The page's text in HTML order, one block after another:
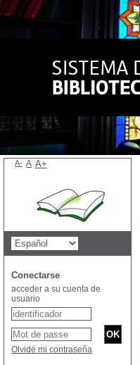
A- A A+
Conectarse
acceder a su cuenta de
usuario
Olvidé mi contraseña